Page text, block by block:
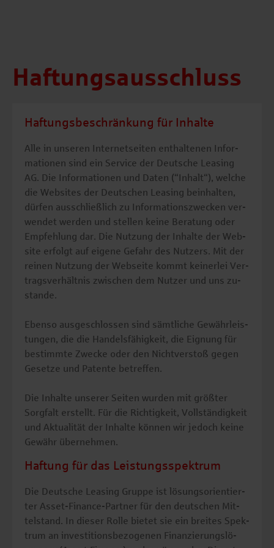
Haftungsausschluss
Haftungsbeschränkung für Inhalte
Alle in un­se­ren In­ter­net­sei­ten ent­hal­te­nen In­for­
ma­tio­nen sind ein Ser­vice der Deut­sche Lea­sing
AG. Die In­for­ma­tio­nen und Daten (“In­halt“), wel­che
die Web­sites der Deut­schen Lea­sing be­inhal­ten,
dür­fen aus­schlie­ß­lich zu In­for­ma­ti­ons­zwe­cken ver­
wen­det wer­den und stel­len keine Be­ra­tung oder
Emp­feh­lung dar. Die Nut­zung der In­hal­te der Web­
site er­folgt auf ei­ge­ne Ge­fahr des Nut­zers. Mit der
rei­nen Nut­zung der Web­sei­te kommt kei­ner­lei Ver­
trags­ver­hält­nis zwi­schen dem Nut­zer und uns zu­
stan­de.
Eben­so aus­ge­schlos­sen sind sämt­li­che Ge­währ­leis­
tun­gen, die die Han­dels­fä­hig­keit, die Eig­nung für
be­stimm­te Zwe­cke oder den Nicht­ver­stoß gegen
Ge­set­ze und Pa­ten­te be­tref­fen.
Die In­hal­te un­se­rer Sei­ten wur­den mit grö­ß­ter
Sorg­falt er­stellt. Für die Rich­tig­keit, Voll­stän­dig­keit
und Ak­tua­li­tät der In­hal­te kön­nen wir je­doch keine
Ge­währ über­neh­men.
Haftung für das Leistungsspektrum
Die Deut­sche Lea­sing Grup­pe ist lö­sungs­ori­en­tier­
ter Asset-Fi­nan­ce-Part­ner für den deut­schen Mit­
tel­stand. In die­ser Rolle bie­tet sie ein brei­tes Spek­
trum an in­ves­ti­ti­ons­be­zo­ge­nen Fi­nan­zie­rungs­lö­